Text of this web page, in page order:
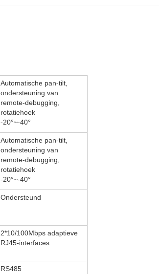
Automatische pan-tilt,
ondersteuning van
remote-debugging,
rotatiehoek
-20°~-40°
Automatische pan-tilt,
ondersteuning van
remote-debugging,
rotatiehoek
-20°~-40°
Ondersteund
2*10/100Mbps adaptieve
RJ45-interfaces
RS485